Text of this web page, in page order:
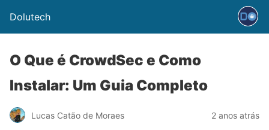
Dolutech
O Que é CrowdSec e Como
Instalar: Um Guia Completo
Lucas Catão de Moraes 2 anos atrás